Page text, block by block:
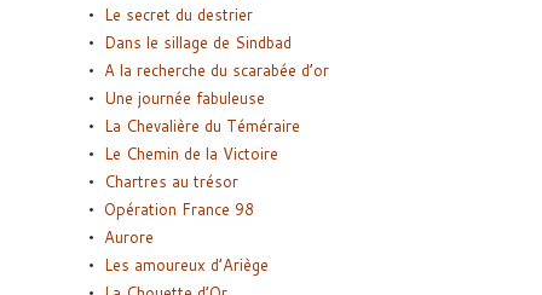
Le secret du destrier
Dans le sillage de Sindbad
A la recherche du scarabée d’or
Une journée fabuleuse
La Chevalière du Téméraire
Le Chemin de la Victoire
Chartres au trésor
Opération France 98
Aurore
Les amoureux d’Ariège